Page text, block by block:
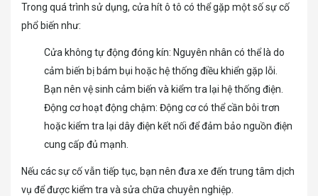
Trong quá trình sử dụng, cửa hít ô tô có thể gặp một số sự cố
phổ biến như:
Cửa không tự động đóng kín: Nguyên nhân có thể là do
cảm biến bị bám bụi hoặc hệ thống điều khiển gặp lỗi.
Bạn nên vệ sinh cảm biến và kiểm tra lại hệ thống điện.
Động cơ hoạt động chậm: Động cơ có thể cần bôi trơn
hoặc kiểm tra lại dây điện kết nối để đảm bảo nguồn điện
cung cấp đủ mạnh.
Nếu các sự cố vẫn tiếp tục, bạn nên đưa xe đến trung tâm dịch
vụ để được kiểm tra và sửa chữa chuyên nghiệp.